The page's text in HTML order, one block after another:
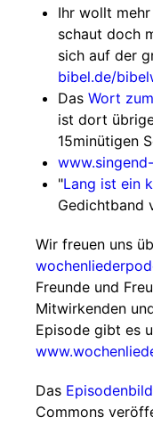
Ihr wollt
schaut doch
sich auf der
bibel.de/
Das Wort
ist dort
15minütigen
"Lang ist ein
Gedichtband
Wir freuen uns
Freunde und
Mitwirkenden
Episode gibt es
Das Episodenbild
Commons